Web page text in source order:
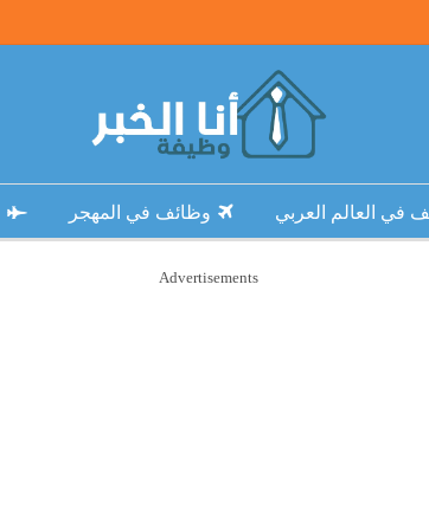
في العالم العربي وظائف في المهجر
Advertisements